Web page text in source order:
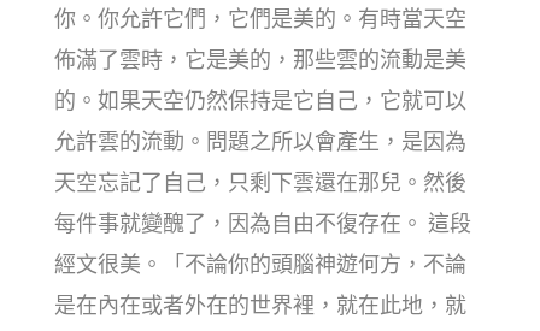
你。你允許它們，它們是美的。有時當天空
佈滿了雲時，它是美的，那些雲的流動是美
的。如果天空仍然保持是它自己，它就可以
允許雲的流動。問題之所以會產生，是因為
天空忘記了自己，只剩下雲還在那兒。然後
每件事就變醜了，因為自由不復存在。 這段
經文很美。「不論你的頭腦神遊何方，不論
是在內在或者外在的世界裡，就在此地，就